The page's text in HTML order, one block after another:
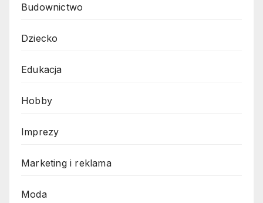
Budownictwo
Dziecko
Edukacja
Hobby
Imprezy
Marketing i reklama
Moda